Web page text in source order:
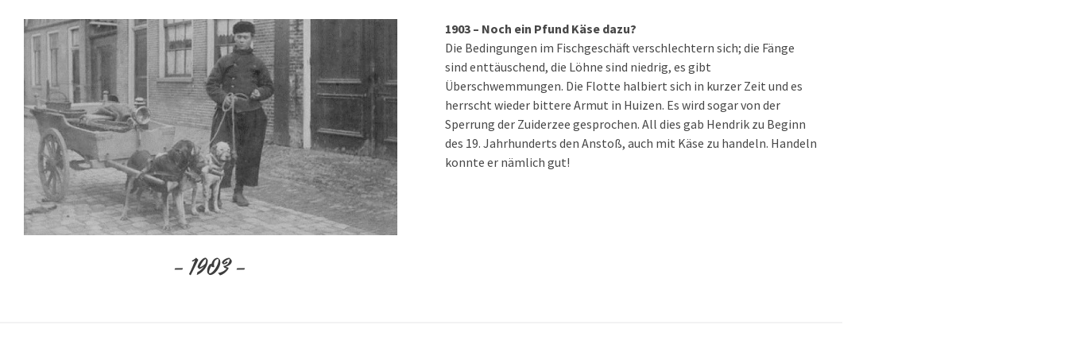
– 1903 –
1903 – Noch ein Pfund Käse dazu?
Die Bedingungen im Fischgeschäft verschlechtern sich; die Fänge
sind enttäuschend, die Löhne sind niedrig, es gibt
Überschwemmungen. Die Flotte halbiert sich in kurzer Zeit und es
herrscht wieder bittere Armut in Huizen. Es wird sogar von der
Sperrung der Zuiderzee gesprochen. All dies gab Hendrik zu Beginn
des 19. Jahrhunderts den Anstoß, auch mit Käse zu handeln. Handeln
konnte er nämlich gut!